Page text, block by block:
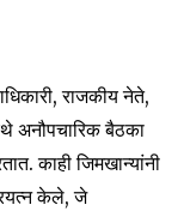
of the
राजकीय नेते,
अनौपचारिक बैठका
काही जिमखान्यांनी
केले, जे